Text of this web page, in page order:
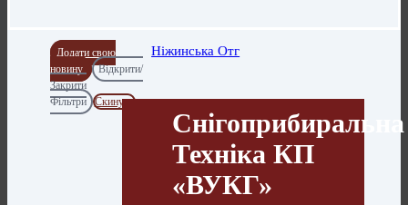
Додати свою
новину
Відкрити/
Закрити
Фільтри
Скинути
Ніжинська Отг
Снігоприбиральна
Техніка КП
«ВУКГ»